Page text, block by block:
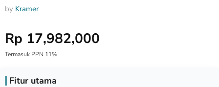
by Kramer
Harga Special
Rp 17,982,000
Termasuk PPN 11%
Fitur utama